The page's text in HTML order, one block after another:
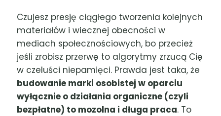
Czujesz presję ciągłego tworzenia kolejnych
materiałów i wiecznej obecności w
mediach społecznościowych, bo przecież
jeśli zrobisz przerwę to algorytmy zrzucą Cię
w czeluści niepamięci. Prawda jest taka, że
budowanie marki osobistej w oparciu
wyłącznie o działania organiczne (czyli
bezpłatne) to mozolna i długa praca. To